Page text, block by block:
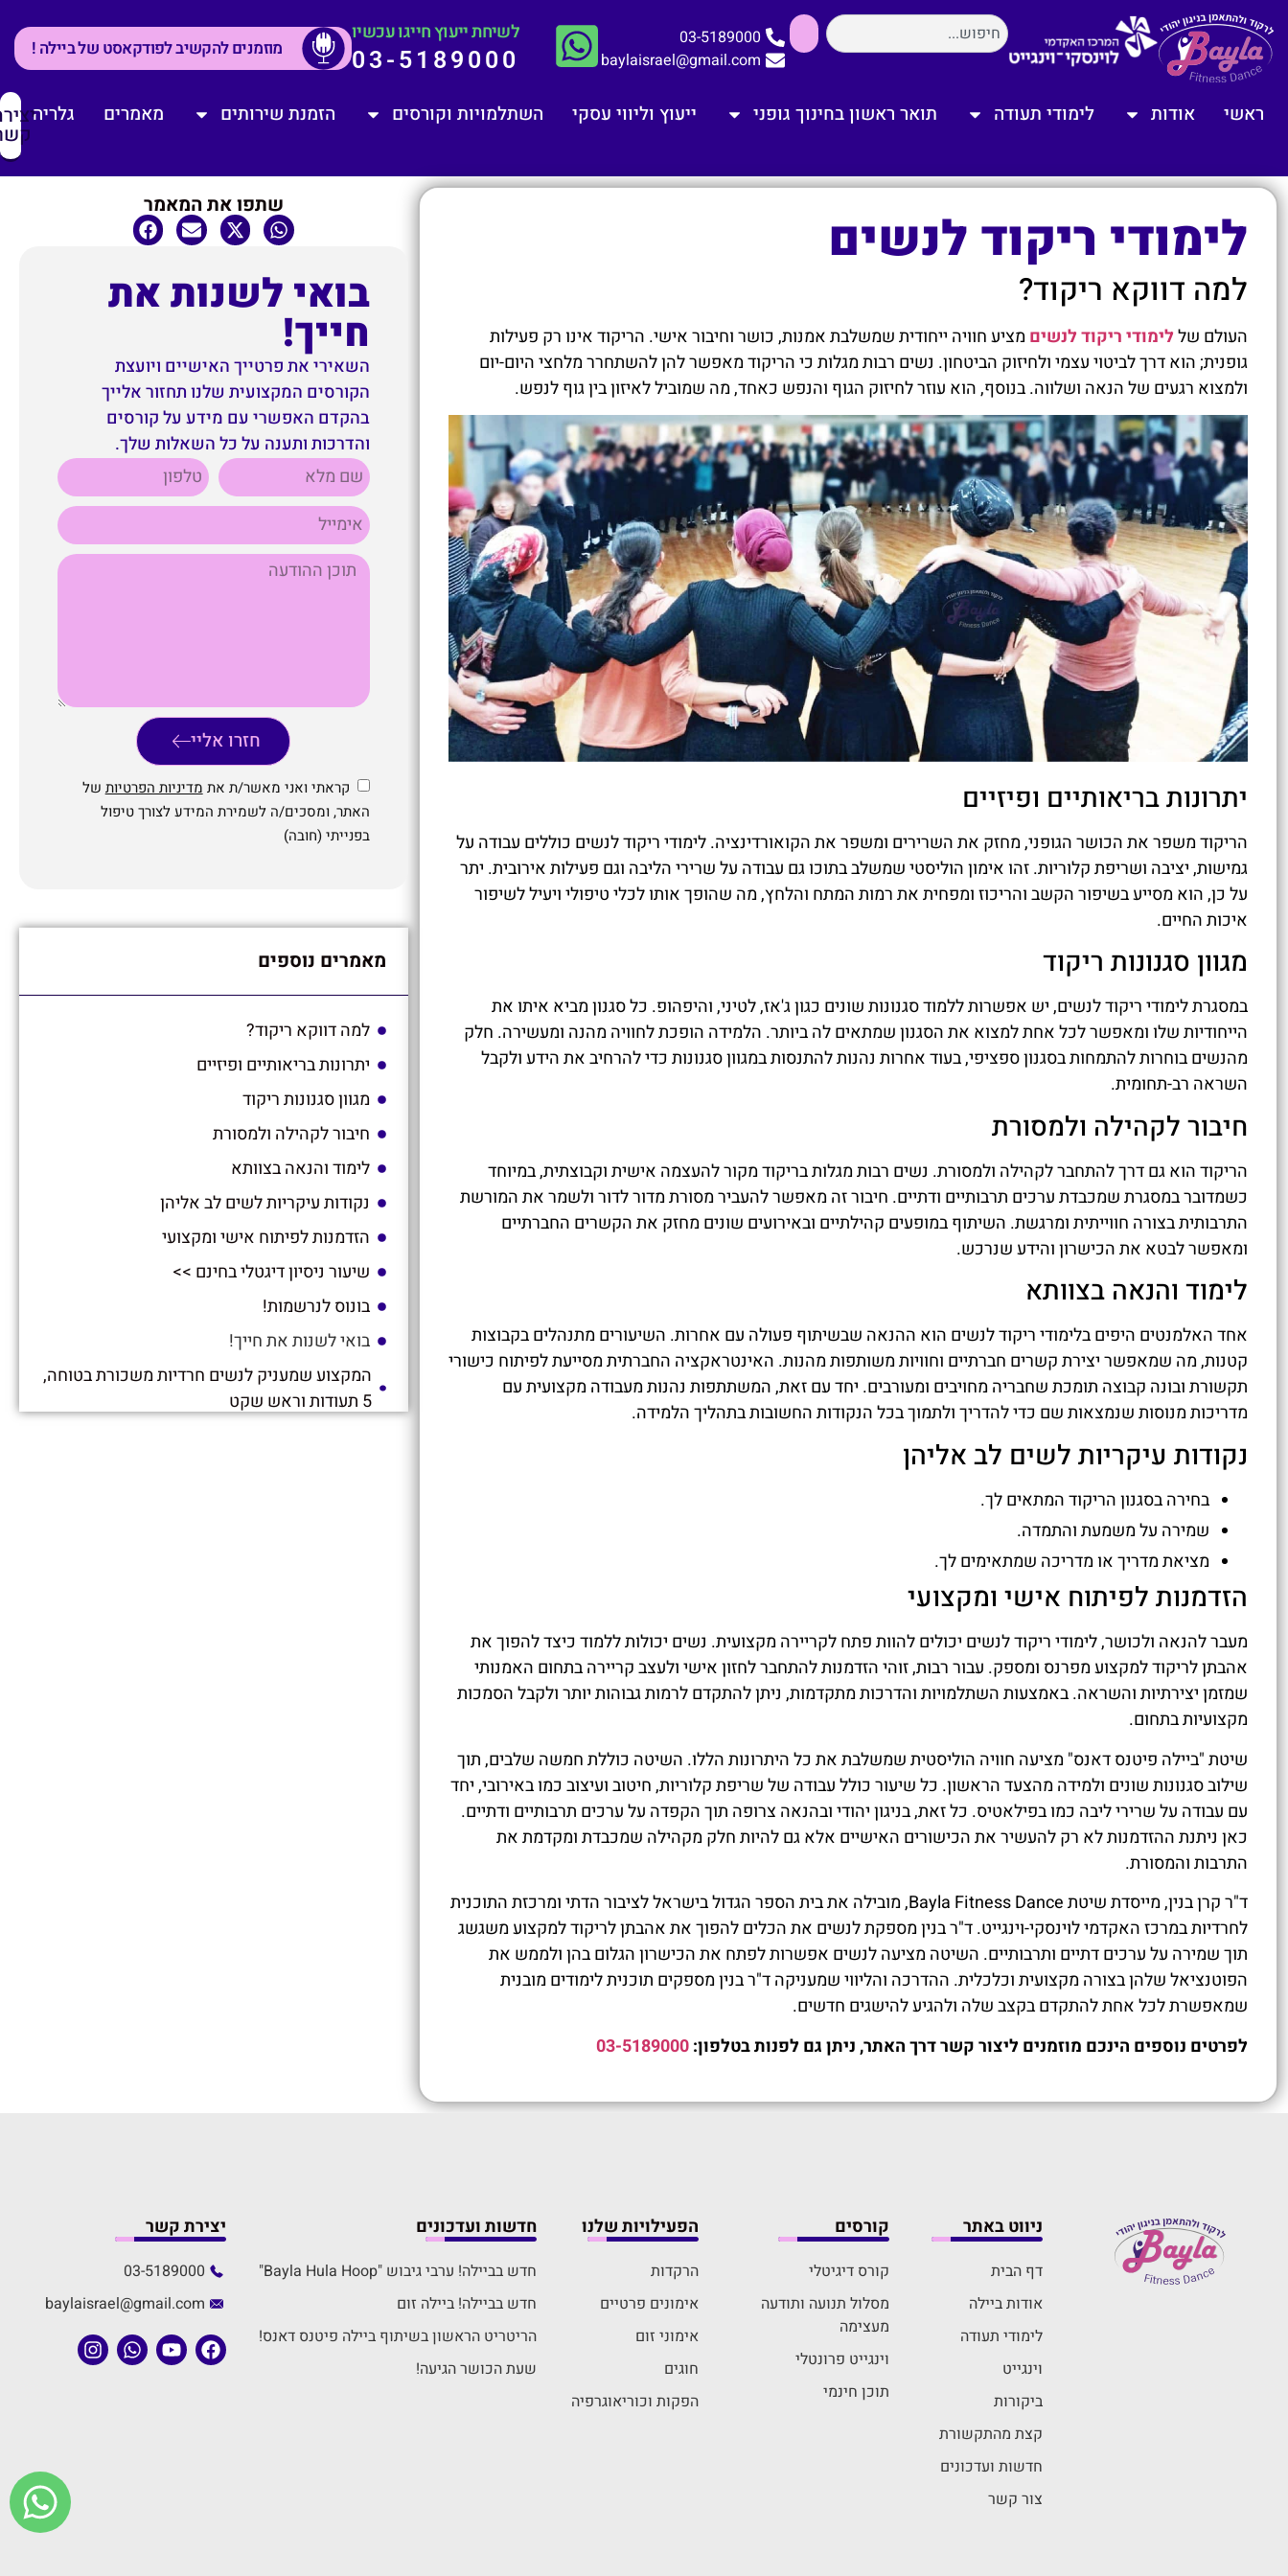
03-5189000
baylaisrael@gmail.com
לשיחת ייעוץ חייגו עכשיו
03-5189000 מוזמנים להקשיב לפודקאסט של ביילה !
ראשי אודות לימודי תעודה תואר ראשון בחינוך גופני ייעוץ וליווי עסקי השתלמויות וקורסים הזמנת שירותים מאמרים גלריה
לימודי ריקוד לנשים
למה דווקא ריקוד?
העולם שללימודי ריקוד לנשים מציע חוויה ייחודית שמשלבת אמנות, כושר וחיבור אישי. הריקוד אינו רק פעילות
גופנית; הוא דרך לביטוי עצמי ולחיזוק הביטחון. נשים רבות מגלות כי הריקוד מאפשר להן להשתחרר מלחצי היום-יום
ולמצוא רגעים של הנאה ושלווה. בנוסף, הוא עוזר לחיזוק הגוף והנפש כאחד, מה שמוביל לאיזון בין גוף לנפש.
יתרונות בריאותיים ופיזיים
הריקוד משפר את הכושר הגופני, מחזק את השרירים ומשפר את הקואורדינציה. לימודי ריקוד לנשים כוללים עבודה על
גמישות, יציבה ושריפת קלוריות. זהו אימון הוליסטי שמשלב בתוכו גם עבודה על שרירי הליבה וגם פעילות אירובית. יתר
על כן, הוא מסייע בשיפור הקשב והריכוז ומפחית את רמות המתח והלחץ, מה שהופך אותו לכלי טיפולי ויעיל לשיפור
איכות החיים.
מגוון סגנונות ריקוד
במסגרת לימודי ריקוד לנשים, יש אפשרות ללמוד סגנונות שונים כגון ג'אז, לטיני, והיפהופ. כל סגנון מביא איתו את
הייחודיות שלו ומאפשר לכל אחת למצוא את הסגנון שמתאים לה ביותר. הלמידה הופכת לחוויה מהנה ומעשירה. חלק
מהנשים בוחרות להתמחות בסגנון ספציפי, בעוד אחרות נהנות להתנסות במגוון סגנונות כדי להרחיב את הידע ולקבל
השראה רב-תחומית.
חיבור לקהילה ולמסורת
הריקוד הוא גם דרך להתחבר לקהילה ולמסורת. נשים רבות מגלות בריקוד מקור להעצמה אישית וקבוצתית, במיוחד
כשמדובר במסגרת שמכבדת ערכים תרבותיים ודתיים. חיבור זה מאפשר להעביר מסורת מדור לדור ולשמר את המורשת
התרבותית בצורה חווייתית ומרגשת. השיתוף במופעים קהילתיים ובאירועים שונים מחזק את הקשרים החברתיים
ומאפשר לבטא את הכישרון והידע שנרכש.
לימוד והנאה בצוותא
אחד האלמנטים היפים בלימודי ריקוד לנשים הוא ההנאה שבשיתוף פעולה עם אחרות. השיעורים מתנהלים בקבוצות
קטנות, מה שמאפשר יצירת קשרים חברתיים וחוויות משותפות מהנות. האינטראקציה החברתית מסייעת לפיתוח כישורי
תקשורת ובונה קבוצה תומכת שחבריה מחויבים ומעורבים. יחד עם זאת, המשתתפות נהנות מעבודה מקצועית עם
מדריכות מנוסות שנמצאות שם כדי להדריך ולתמוך בכל הנקודות החשובות בתהליך הלמידה.
נקודות עיקריות לשים לב אליהן
בחירה בסגנון הריקוד המתאים לך.
שמירה על משמעת והתמדה.
מציאת מדריך או מדריכה שמתאימים לך.
הזדמנות לפיתוח אישי ומקצועי
מעבר להנאה ולכושר, לימודי ריקוד לנשים יכולים להוות פתח לקריירה מקצועית. נשים יכולות ללמוד כיצד להפוך את
אהבתן לריקוד למקצוע מפרנס ומספק. עבור רבות, זוהי הזדמנות להתחבר לחזון אישי ולעצב קריירה בתחום האמנותי
שמזמן יצירתיות והשראה. באמצעות השתלמויות והדרכות מתקדמות, ניתן להתקדם לרמות גבוהות יותר ולקבל הסמכות
מקצועיות בתחום.
שיטת "ביילה פיטנס דאנס" מציעה חוויה הוליסטית שמשלבת את כל היתרונות הללו. השיטה כוללת חמשה שלבים, תוך
שילוב סגנונות שונים ולמידה מהצעד הראשון. כל שיעור כולל עבודה של שריפת קלוריות, חיטוב ועיצוב כמו באירובי, יחד
עם עבודה על שרירי ליבה כמו בפילאטיס. כל זאת, בניגון יהודי ובהנאה צרופה תוך הקפדה על ערכים תרבותיים ודתיים.
כאן ניתנת ההזדמנות לא רק להעשיר את הכישורים האישיים אלא גם להיות חלק מקהילה שמכבדת ומקדמת את
התרבות והמסורת.
ד"ר קרן בנין, מייסדת שיטת Bayla Fitness Dance, מובילה את בית הספר הגדול בישראל לציבור הדתי ומרכזת התוכנית
לחרדיות במרכז האקדמי לוינסקי-וינגייט. ד"ר בנין מספקת לנשים את הכלים להפוך את אהבתן לריקוד למקצוע משגשג
תוך שמירה על ערכים דתיים ותרבותיים. השיטה מציעה לנשים אפשרות לפתח את הכישרון הגלום בהן ולממש את
הפוטנציאל שלהן בצורה מקצועית וכלכלית. ההדרכה והליווי שמעניקה ד"ר בנין מספקים תוכנית לימודים מובנית
שמאפשרת לכל אחת להתקדם בקצב שלה ולהגיע להישגים חדשים.
לפרטים נוספים הינכם מוזמנים ליצור קשר דרך האתר, ניתן גם לפנות בטלפון:03-5189000
שתפו את המאמר
בואי לשנות את
חייך!
השאירי את פרטייך האישיים ויועצת
הקורסים המקצועית שלנו תחזור אלייך
בהקדם האפשרי עם מידע על קורסים
והדרכות ותענה על כל השאלות שלך.
חזרו אליי
קראתי ואני מאשר/ת את מדיניות הפרטיות של
האתר, ומסכים/ה לשמירת המידע לצורך טיפול
בפנייתי (חובה)
מאמרים נוספים
למה דווקא ריקוד?
יתרונות בריאותיים ופיזיים
מגוון סגנונות ריקוד
חיבור לקהילה ולמסורת
לימוד והנאה בצוותא
נקודות עיקריות לשים לב אליהן
הזדמנות לפיתוח אישי ומקצועי
שיעור ניסיון דיגטלי בחינם >>
בונוס לנרשמות!
בואי לשנות את חייך!
המקצוע שמעניק לנשים חרדיות משכורת בטוחה,
5 תעודות וראש שקט
ניווט באתר
דף הבית
אודות ביילה
לימודי תעודה
וינגייט
ביקורות
קצת מהתקשורת
חדשות ועדכונים
צור קשר
קורסים
קורס דיגיטלי
מסלול תנועה ותודעה
מעצימה
וינגייט פרונטלי
תוכן חינמי
הפעילויות שלנו
הרקדות
אימונים פרטיים
אימוני זום
חוגים
הפקות וכוריאוגרפיה
חדשות ועדכונים
חדש בביילה! ערבי גיבוש "Bayla Hula Hoop"
חדש בביילה! ביילה זום
הריטריט הראשון בשיתוף ביילה פיטנס דאנס!
שעת הכושר הגיעה!
יצירת קשר
03-5189000
baylaisrael@gmail.com